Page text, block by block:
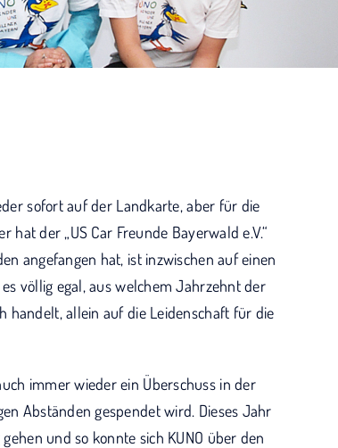
sofort auf der Landkarte, aber für die
der „US Car Freunde Bayerwald e.V.“
angefangen hat, ist inzwischen auf einen
völlig egal, aus welchem Jahrzehnt der
handelt, allein auf die Leidenschaft für die
immer wieder ein Überschuss in der
Abständen gespendet wird. Dieses Jahr
und so konnte sich KUNO über den